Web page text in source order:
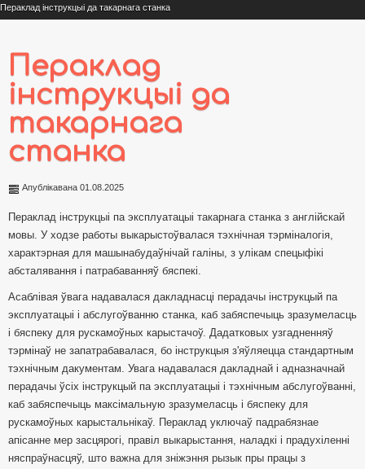
Пераклад інструкцыі да такарнага станка
Пераклад
інструкцыі да
такарнага
станка
Апублікавана 01.08.2025
Пераклад інструкцыі па эксплуатацыі такарнага станка з англійскай
мовы. У ходзе работы выкарыстоўвалася тэхнічная тэрміналогія,
характэрная для машынабудаўнічай галіны, з улікам спецыфікі
абсталявання і патрабаванняў бяспекі.
Асаблівая ўвага надавалася дакладнасці перадачы інструкцый па
эксплуатацыі і абслугоўванню станка, каб забяспечыць зразумеласць
і бяспеку для рускамоўных карыстачоў. Дадатковых узгадненняў
тэрмінаў не запатрабавалася, бо інструкцыя з'яўляецца стандартным
тэхнічным дакументам. Увага надавалася дакладнай і адназначнай
перадачы ўсіх інструкцый па эксплуатацыі і тэхнічным абслугоўванні,
каб забяспечыць максімальную зразумеласць і бяспеку для
рускамоўных карыстальнікаў. Пераклад уключаў падрабязнае
апісанне мер засцярогі, правіл выкарыстання, наладкі і прадухіленні
няспраўнасцяў, што важна для зніжэння рызык пры працы з